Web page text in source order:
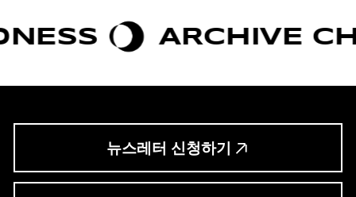
ARCHIVE CHIC
뉴스레터 신청하기